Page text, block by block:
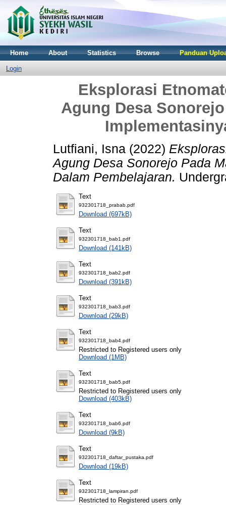
Home About Statistics Browse Panduan
Login
Eksplorasi
Agung Desa
Lutfiani, Isna (2022)
Agung Desa Sonorejo Pada
Dalam Pembelajaran.
Text
932301718_prabab.pdf
Download (697kB)
Text
932301718_bab1.pdf
Download (141kB)
Text
932301718_bab2.pdf
Download (391kB)
Text
932301718_bab3.pdf
Download (29kB)
Text
932301718_bab4.pdf
Restricted to Registered users only
Download (1MB)
Text
932301718_bab5.pdf
Restricted to Registered users only
Download (403kB)
Text
932301718_bab6.pdf
Download (9kB)
Text
932301718_daftar_pustaka.pdf
Download (19kB)
Text
932301718_lampiran.pdf
Restricted to Registered users only